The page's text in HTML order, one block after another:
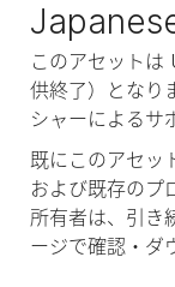
このアセットは
供終了）となり
シャーによるサ
既にこのアセッ
および既存のプ
所有者は、引き
ージで確認・ダ